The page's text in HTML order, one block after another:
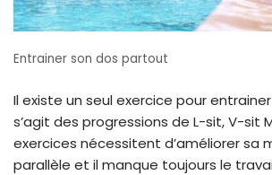
Entrainer son dos partout
Il existe un seul exercice pour
s’agit des progressions de L-sit, V-sit
exercices nécessitent d’améliorer sa
parallèle et il manque toujours le